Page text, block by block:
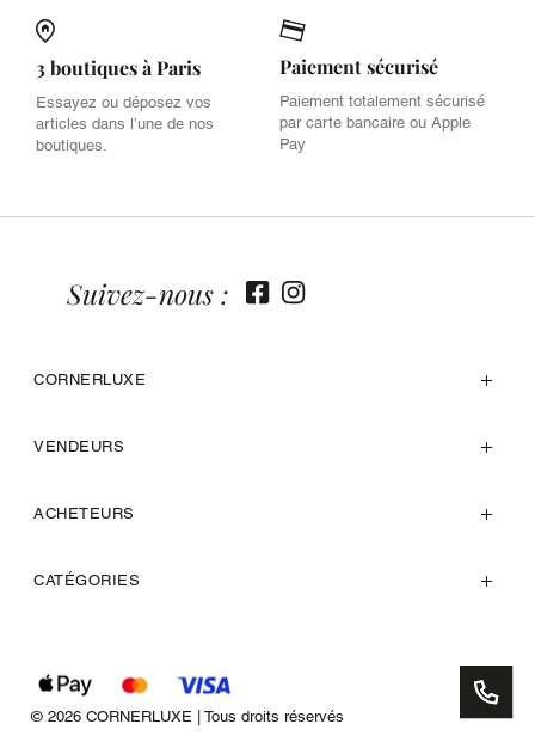
3 boutiques à Paris
Essayez ou déposez vos
articles dans l’une de nos
boutiques.
Paiement sécurisé
Paiement totalement sécurisé
par carte bancaire ou Apple
Pay
CORNERLUXE
VENDEURS
ACHETEURS
CATÉGORIES
Suivez-nous :
© 2026 CORNERLUXE | Tous droits réservés